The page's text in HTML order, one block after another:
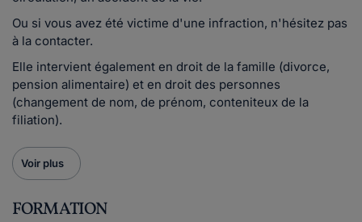
Ou si vous avez été victime d'une infraction, n'hésitez pas
à la contacter.
Elle intervient également en droit de la famille (divorce,
pension alimentaire) et en droit des personnes
(changement de nom, de prénom, conteniteux de la
filiation).
Voir plus
FORMATION